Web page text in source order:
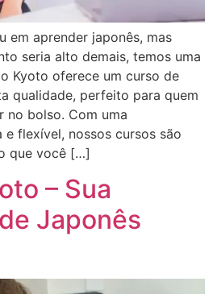
em aprender japonês, mas
seria alto demais, temos uma
Kyoto oferece um curso de
qualidade, perfeito para quem
no bolso. Com uma
flexível, nossos cursos são
que você […]
– Sua
Japonês